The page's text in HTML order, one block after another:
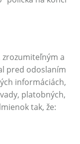
zrozumiteľným a
pred odoslaním
informáciách,
platobných,
tak, že: